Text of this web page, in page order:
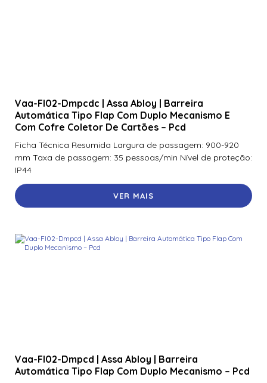
Vaa-Fl02-Dmpcdc | Assa Abloy | Barreira
Automática Tipo Flap Com Duplo Mecanismo E
Com Cofre Coletor De Cartões – Pcd
Ficha Técnica Resumida Largura de passagem: 900-920
mm Taxa de passagem: 35 pessoas/min Nível de proteção:
IP44
VER MAIS
Vaa-Fl02-Dmpcd | Assa Abloy | Barreira
Automática Tipo Flap Com Duplo Mecanismo – Pcd